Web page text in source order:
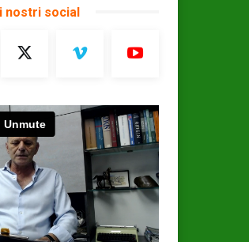
nostri social